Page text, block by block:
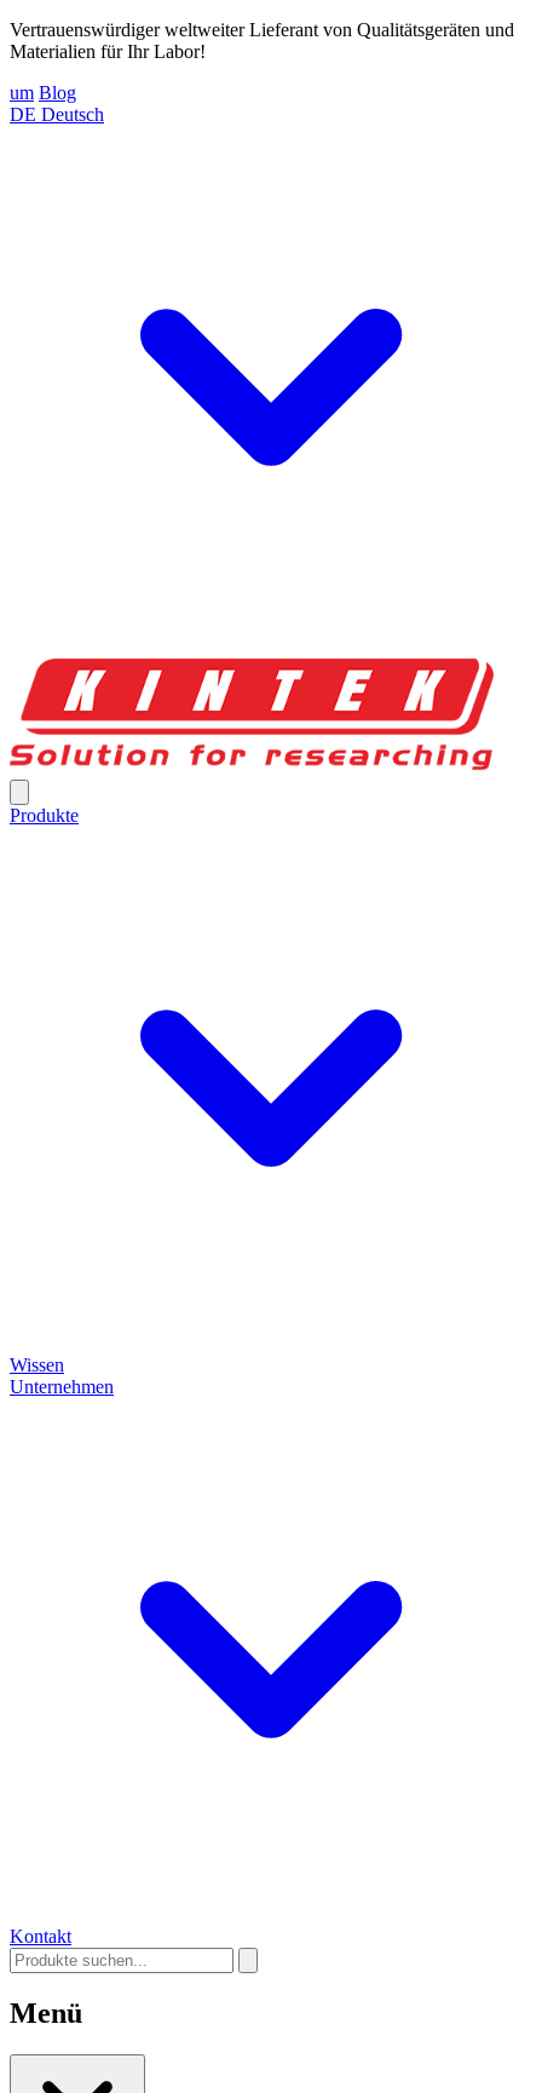
Vertrauenswürdiger weltweiter Lieferant von Qualitätsgeräten und
Materialien für Ihr Labor!
um Blog
DE Deutsch
Produkte
Wissen
Unternehmen
Kontakt
Menü